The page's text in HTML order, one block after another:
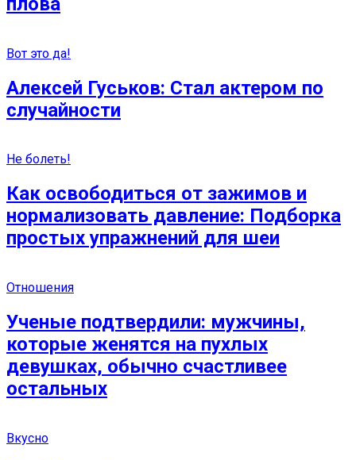
Вот это да!
Алексей Гуськов: Стал актером по
случайности
Не болеть!
Как освободиться от зажимов и
нормализовать давление: Подборка
простых упражнений для шеи
Отношения
Ученые подтвердили: мужчины,
которые женятся на пухлых
девушках, обычно счастливее
остальных
Вкусно